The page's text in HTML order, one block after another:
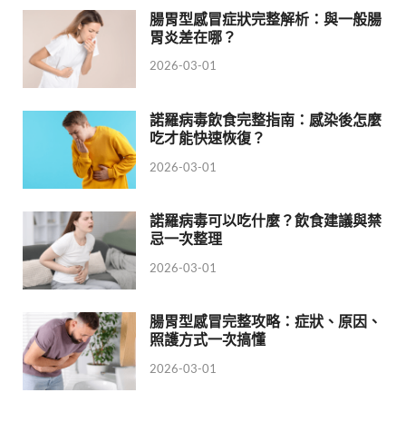
腸胃型感冒症狀完整解析：與一般腸
胃炎差在哪？
2026-03-01
諾羅病毒飲食完整指南：感染後怎麼
吃才能快速恢復？
2026-03-01
諾羅病毒可以吃什麼？飲食建議與禁
忌一次整理
2026-03-01
腸胃型感冒完整攻略：症狀、原因、
照護方式一次搞懂
2026-03-01